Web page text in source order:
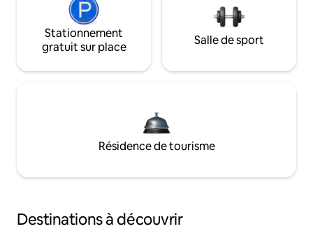
Stationnement
gratuit sur place
Salle de sport
Résidence de tourisme
Destinations à découvrir